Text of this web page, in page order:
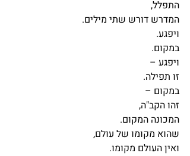
התפלל,
המדרש דורש שתי מילים.
ויפגע.
במקום.
ויפגע –
זו תפילה.
במקום –
זהו הקב"ה,
המכונה המקום.
שהוא מקומו של עולם,
ואין העולם מקומו.